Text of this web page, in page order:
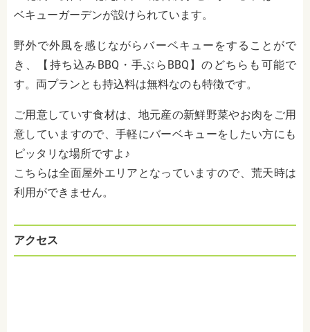
ベキューガーデンが設けられています。
野外で外風を感じながらバーベキューをすることがで
き、【持ち込みBBQ・手ぶらBBQ】のどちらも可能で
す。両プランとも持込料は無料なのも特徴です。
ご用意していす食材は、地元産の新鮮野菜やお肉をご用
意していますので、手軽にバーベキューをしたい方にも
ピッタリな場所ですよ♪
こちらは全面屋外エリアとなっていますので、荒天時は
利用ができません。
アクセス